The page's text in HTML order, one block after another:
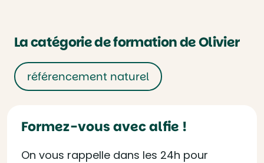
La catégorie de formation de Olivier
référencement naturel
Formez-vous avec alfie !
On vous rappelle dans les 24h pour